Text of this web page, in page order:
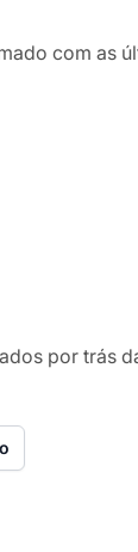
com as
por trás